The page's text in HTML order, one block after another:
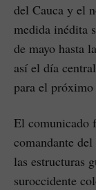
del Cauca y el
medida inédita
de mayo hasta
así el día
para el
El comunicado
comandante
las estructuras
suroccidente